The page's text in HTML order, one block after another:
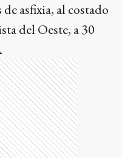
asfixia, al costado
del Oeste, a 30